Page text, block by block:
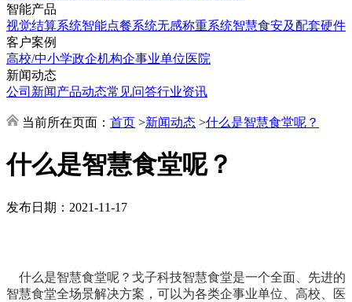
智能产品
视觉结算系统智能点餐系统无感称重系统智慧食安及配套硬件
客户案例
高校/中小学政企机构企事业单位医院
新闻动态
公司新闻产品动态常见问答行业资讯
当前所在页面： 首页 >新闻动态 >什么是智慧食堂呢？
什么是智慧食堂呢？
发布日期：2021-11-17
什么是智慧食堂呢？戈子科技智慧食堂是一个全面、先进的
智慧食堂全场景解决方案，可以为各类企事业单位、高校、医